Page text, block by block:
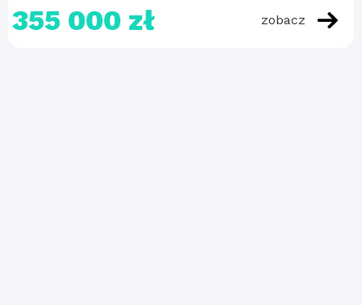
355 000 zł zobacz